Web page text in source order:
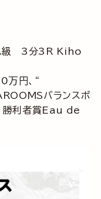
級 3分3R Kiho
円、“
バランスボ
勝利者賞Eau de